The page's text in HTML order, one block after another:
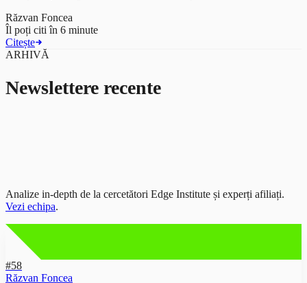
Răzvan Foncea
Îl poți citi în 6 minute
Citește
ARHIVĂ
Newslettere recente
Analize in-depth de la cercetători Edge Institute și experți afiliați.
Vezi echipa.
#58
Răzvan Foncea